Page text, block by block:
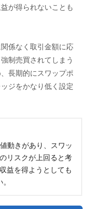
が得られないことも
係なく取引金額に応
制売買されてしまう
長期的にスワップポ
ジをかなり低く設定
動きがあり、スワッ
リスクが上回ると考
益を得ようとしても